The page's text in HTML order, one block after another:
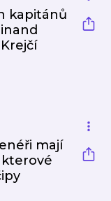
kapitánů
mají